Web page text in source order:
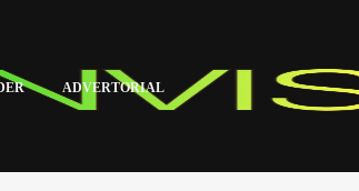
ADVERTORIAL